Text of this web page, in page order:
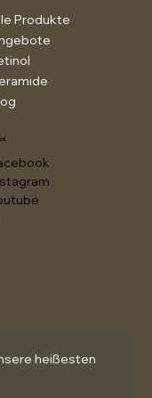
Produkte
heißesten